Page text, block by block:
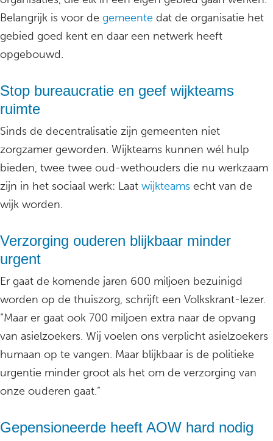
Belangrijk is voor de gemeente dat de organisatie het
gebied goed kent en daar een netwerk heeft
opgebouwd.
Stop bureaucratie en geef wijkteams
ruimte
Sinds de decentralisatie zijn gemeenten niet
zorgzamer geworden. Wijkteams kunnen wél hulp
bieden, twee twee oud-wethouders die nu werkzaam
zijn in het sociaal werk: Laat wijkteams echt van de
wijk worden.
Verzorging ouderen blijkbaar minder
urgent
Er gaat de komende jaren 600 miljoen bezuinigd
worden op de thuiszorg, schrijft een Volkskrant-lezer.
“Maar er gaat ook 700 miljoen extra naar de opvang
van asielzoekers. Wij voelen ons verplicht asielzoekers
humaan op te vangen. Maar blijkbaar is de politieke
urgentie minder groot als het om de verzorging van
onze ouderen gaat.”
Gepensioneerde heeft AOW hard nodig